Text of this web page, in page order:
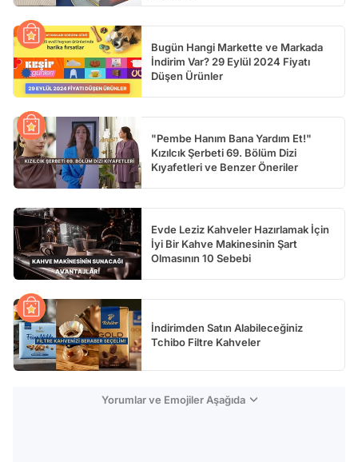
Bugün Hangi Markette ve Markada
İndirim Var? 29 Eylül 2024 Fiyatı
Düşen Ürünler
"Pembe Hanım Bana Yardım Et!"
Kızılcık Şerbeti 69. Bölüm Dizi
Kıyafetleri ve Benzer Öneriler
Evde Leziz Kahveler Hazırlamak İçin
İyi Bir Kahve Makinesinin Şart
Olmasının 10 Sebebi
İndirimden Satın Alabileceğiniz
Tchibo Filtre Kahveler
Yorumlar ve Emojiler Aşağıda